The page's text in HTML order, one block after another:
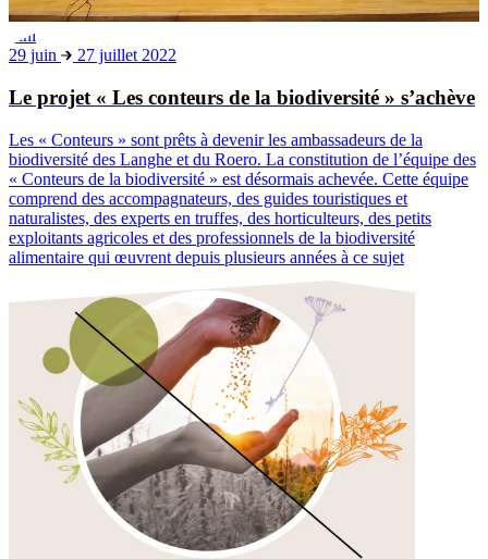
Les « Conteurs » sont prêts à devenir les ambassadeurs de la
biodiversité des Langhe et du Roero. La constitution de l’équipe des
« Conteurs de la biodiversité » est désormais achevée. Cette équipe
comprend des accompagnateurs, des guides touristiques et
naturalistes, des experts en truffes, des horticulteurs, des petits
alimentaire qui œuvrent depuis plusieurs années à ce sujet